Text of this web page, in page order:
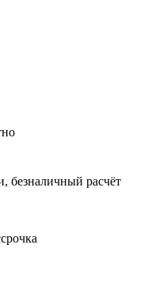
безналичный расчёт